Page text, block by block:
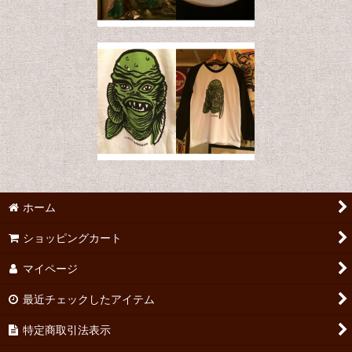
ホーム
ショッピングカート
マイページ
最近チェックしたアイテム
特定商取引法表示